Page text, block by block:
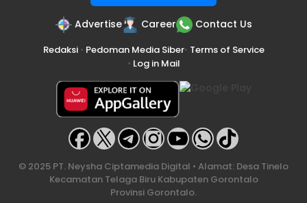
Advertise Career Contact Us
Redaksi• Pedoman Media Siber• Terms of Service
• Log in Mail
© 2025 PT. Neysha Ciptamedia Digital • Alamat: Desa Tinelo
Kecamatan Telaga Biru Kabupaten Gorontalo
Provinsi Gorontalo.